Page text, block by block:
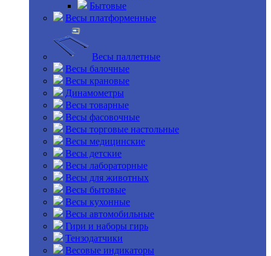
Бытовые
Весы платформенные
Весы паллетные
Весы балочные
Весы крановые
Динамометры
Весы товарные
Весы фасовочные
Весы торговые настольные
Весы медицинские
Весы детские
Весы лабораторные
Весы для животных
Весы бытовые
Весы кухонные
Весы автомобильные
Гири и наборы гирь
Тензодатчики
Весовые индикаторы